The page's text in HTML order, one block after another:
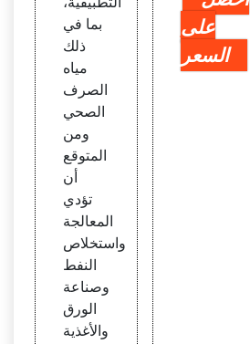
بما في
ذلك
مياه
الصرف
الصحي
ومن
المتوقع
أن
تؤدي
المعالجة
واستخلاص
النفط
وصناعة
الورق
والأغذية
على
السعر